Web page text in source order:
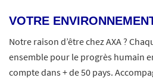
VOTRE
Notre raison d’être chez AXA ?
ensemble pour le progrès humain
compte dans + de 50 pays.